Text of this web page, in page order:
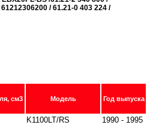
/ 61.21-0 403 224 /
см3 Модель Год выпуска
K1100LT/RS
1990 - 1995